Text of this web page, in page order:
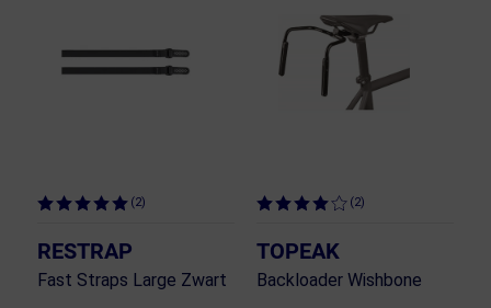
(2)
RESTRAP
Fast Straps Large Zwart
(2)
TOPEAK
Backloader Wishbone